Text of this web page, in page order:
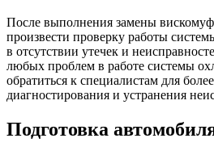
После выполнения замены
произвести проверку работы
в отсутствии утечек и
любых проблем в работе системы
обратиться к специалистам для
диагностирования и устранения
Подготовка